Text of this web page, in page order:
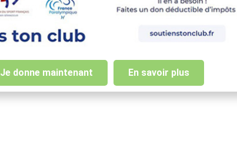
Je donne maintenant En savoir plus